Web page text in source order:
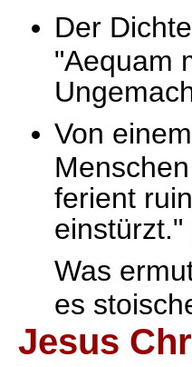
Der
"Aequam
Von
ferient
einstürzt."
Was
es
Jesus